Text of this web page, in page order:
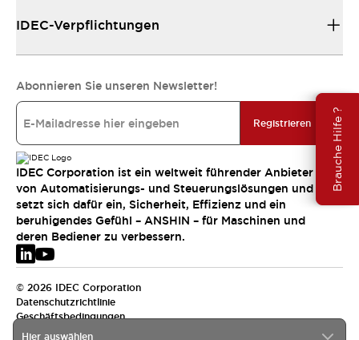
Brauche Hilfe ?
Hier auswählen
IDEC-Verpflichtungen
Abonnieren Sie unseren Newsletter!
Registrieren
IDEC Corporation ist ein weltweit führender Anbieter
von Automatisierungs- und Steuerungslösungen und
setzt sich dafür ein, Sicherheit, Effizienz und ein
beruhigendes Gefühl – ANSHIN – für Maschinen und
deren Bediener zu verbessern.
© 2026 IDEC Corporation
Datenschutzrichtlinie
Geschäftsbedingungen